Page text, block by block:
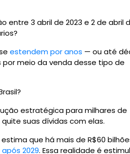
3 abril de 2023 e 2 de abril
estendem por anos — ou até
meio da venda desse tipo de
estratégica para milhares de
suas dívidas com elas.
que há mais de R$60
após 2029. Essa realidade é